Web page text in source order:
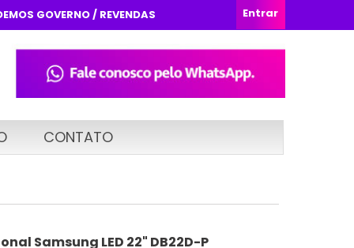
Entrar
GOVERNO / REVENDAS
CONTATO
Samsung LED 22" DB22D-P